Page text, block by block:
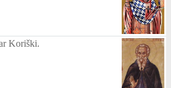
Koriški.